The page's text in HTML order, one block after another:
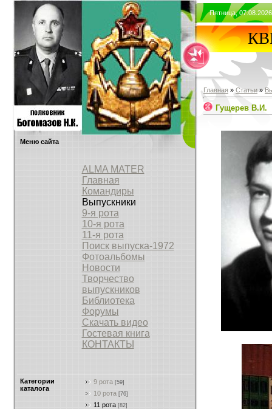
Меню сайта
ALMA MATER
Главная
Командиры
Выпускники
9-я рота
10-я рота
11-я рота
Поиск выпуска-1972
Фотоальбомы
Новости
Творчество
выпускников
Библиотека
Форумы
Скачать видео
Гостевая книга
КОНТАКТЫ
Категории
каталога
9 рота [59]
10 рота [76]
11 рота [82]
Пятница,
Главная » Статьи »
Гущерев В.И.